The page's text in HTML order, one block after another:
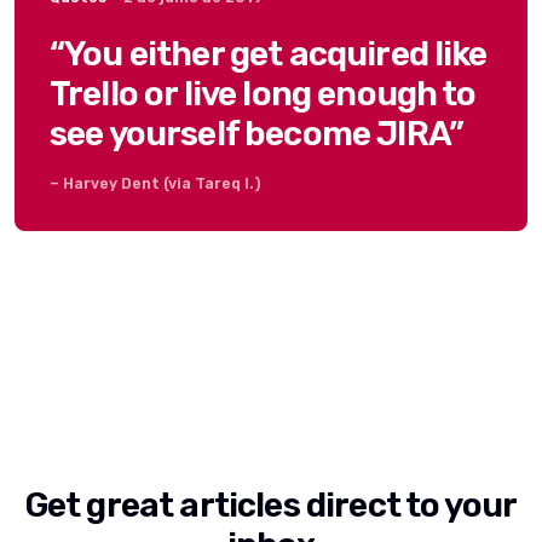
“You either get acquired like
Trello or live long enough to
see yourself become JIRA”
– Harvey Dent (via Tareq I.)
Get great articles direct to your